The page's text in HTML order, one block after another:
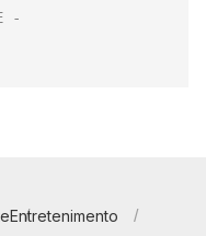
Entretenimento